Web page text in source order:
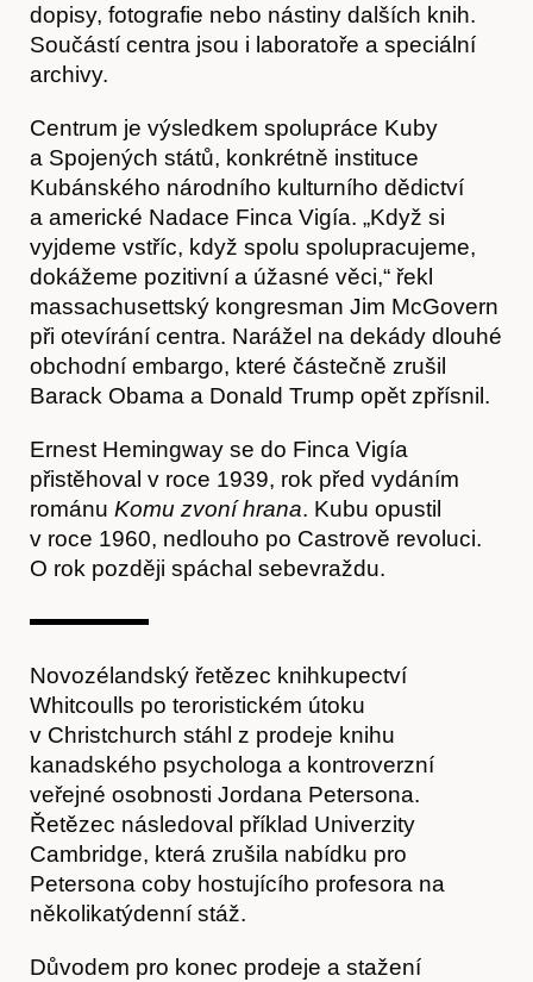
Články
Časopis
dopisy, fotografie nebo nástiny dalších knih.
Součástí centra jsou i laboratoře a speciální
archivy.
Centrum je výsledkem spolupráce Kuby
a Spojených států, konkrétně instituce
Kubánského národního kulturního dědictví
a americké Nadace Finca Vigía. „Když si
vyjdeme vstříc, když spolu spolupracujeme,
dokážeme pozitivní a úžasné věci,“ řekl
massachusettský kongresman Jim McGovern
při otevírání centra. Narážel na dekády dlouhé
obchodní embargo, které částečně zrušil
Barack Obama a Donald Trump opět zpřísnil.
Ernest Hemingway se do Finca Vigía
přistěhoval v roce 1939, rok před vydáním
románu Komu zvoní hrana. Kubu opustil
v roce 1960, nedlouho po Castrově revoluci.
O rok později spáchal sebevraždu.
Novozélandský řetězec knihkupectví
Whitcoulls po teroristickém útoku
v Christchurch stáhl z prodeje knihu
kanadského psychologa a kontroverzní
veřejné osobnosti Jordana Petersona.
Řetězec následoval příklad Univerzity
Cambridge, která zrušila nabídku pro
Petersona coby hostujícího profesora na
několikatýdenní stáž.
Důvodem pro konec prodeje a stažení